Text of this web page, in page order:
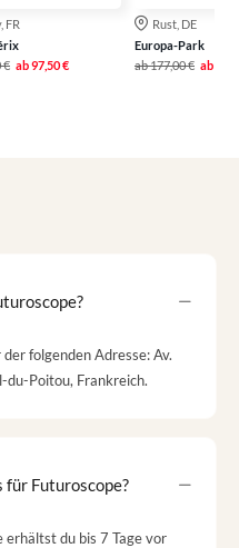
FR
€ ab97,50 €
Rust, DE
Europa-Park
ab177,00 € ab
folgenden Adresse: Av.
du-Poitou, Frankreich.
Futuroscope?
erhältst du bis 7 Tage vor